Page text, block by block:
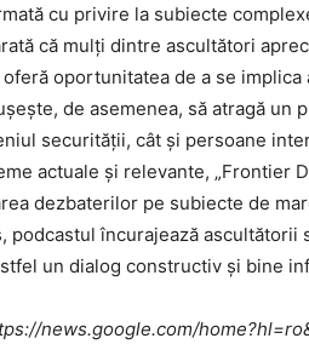
cu privire la subiecte
că mulți dintre ascultători
oportunitatea de a se
de asemenea, să atragă un
securității, cât și persoane
actuale și relevante, „Frontier
dezbaterilor pe subiecte de
podcastul încurajează
un dialog constructiv și bine
news.google.com/